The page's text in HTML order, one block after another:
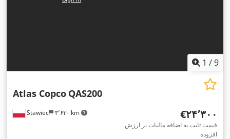
1 /9
Stawiec ۳٬۶۳۰ km
Atlas Copco QAS200
‎€۲۴٬۳۰۰
قیمت ثابت به اضافه مالیات بر ارزش
افزوده